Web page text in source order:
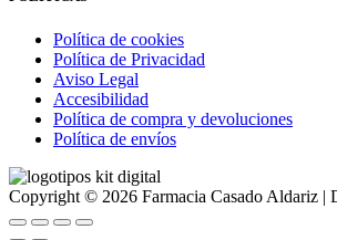
Política de cookies
Política de Privacidad
Aviso Legal
Accesibilidad
Política de compra y devoluciones
Política de envíos
Copyright © 2026 Farmacia Casado Aldariz |